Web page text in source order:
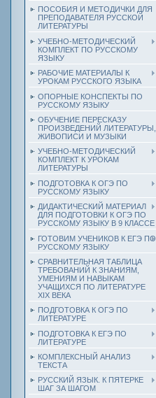
ПОСОБИЯ И МЕТОДИЧКИ ДЛЯ
ПРЕПОДАВАТЕЛЯ РУССКОЙ
ЛИТЕРАТУРЫ
УЧЕБНО-МЕТОДИЧЕСКИЙ
КОМПЛЕКТ ПО РУССКОМУ
ЯЗЫКУ
РАБОЧИЕ МАТЕРИАЛЫ К
УРОКАМ РУССКОГО ЯЗЫКА
ОПОРНЫЕ КОНСПЕКТЫ ПО
РУССКОМУ ЯЗЫКУ
ОБУЧЕНИЕ ПЕРЕСКАЗУ
ПРОИЗВЕДЕНИЙ ЛИТЕРАТУРЫ,
ЖИВОПИСИ И МУЗЫКИ
УЧЕБНО-МЕТОДИЧЕСКИЙ
КОМПЛЕКТ К УРОКАМ
ЛИТЕРАТУРЫ
ПОДГОТОВКА К ОГЭ ПО
РУССКОМУ ЯЗЫКУ
ДИДАКТИЧЕСКИЙ МАТЕРИАЛ
ДЛЯ ПОДГОТОВКИ К ОГЭ ПО
РУССКОМУ ЯЗЫКУ В 9 КЛАССЕ
ГОТОВИМ УЧЕНИКОВ К ЕГЭ ПО
РУССКОМУ ЯЗЫКУ
СРАВНИТЕЛЬНАЯ ТАБЛИЦА
ТРЕБОВАНИЙ К ЗНАНИЯМ,
УМЕНИЯМ И НАВЫКАМ
УЧАЩИХСЯ ПО ЛИТЕРАТУРЕ
ХIХ ВЕКА
ПОДГОТОВКА К ОГЭ ПО
ЛИТЕРАТУРЕ
ПОДГОТОВКА К ЕГЭ ПО
ЛИТЕРАТУРЕ
КОМПЛЕКСНЫЙ АНАЛИЗ
ТЕКСТА
РУССКИЙ ЯЗЫК. К ПЯТЕРКЕ
ШАГ ЗА ШАГОМ